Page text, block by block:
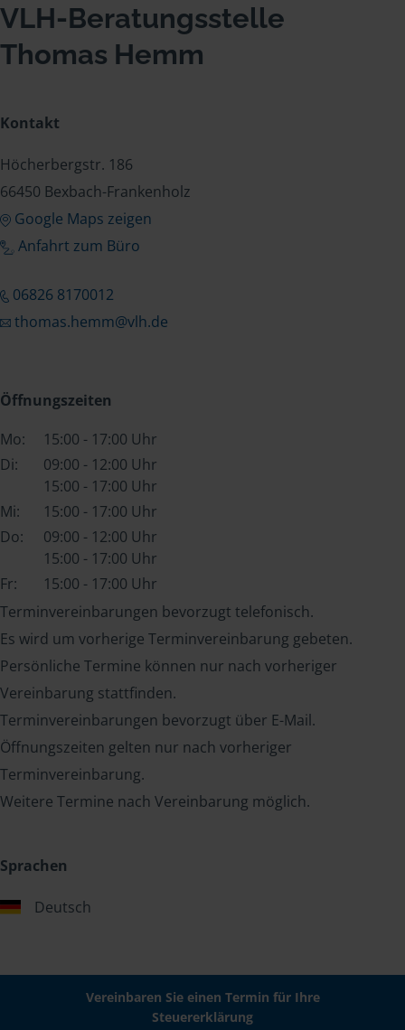
VLH-Beratungsstelle
Thomas Hemm
Kontakt
Höcherbergstr. 186
66450 Bexbach-Frankenholz
Google Maps zeigen
Anfahrt zum Büro
06826 8170012
thomas.hemm@vlh.de
Öffnungszeiten
Mo:
15:00 - 17:00 Uhr
Di:
09:00 - 12:00 Uhr
15:00 - 17:00 Uhr
Mi:
15:00 - 17:00 Uhr
Do:
09:00 - 12:00 Uhr
15:00 - 17:00 Uhr
Fr:
15:00 - 17:00 Uhr
Terminvereinbarungen bevorzugt telefonisch.
Es wird um vorherige Terminvereinbarung gebeten.
Persönliche Termine können nur nach vorheriger
Vereinbarung stattfinden.
Terminvereinbarungen bevorzugt über E-Mail.
Öffnungszeiten gelten nur nach vorheriger
Terminvereinbarung.
Weitere Termine nach Vereinbarung möglich.
Sprachen
Deutsch
Vereinbaren Sie einen Termin für Ihre
Steuererklärung